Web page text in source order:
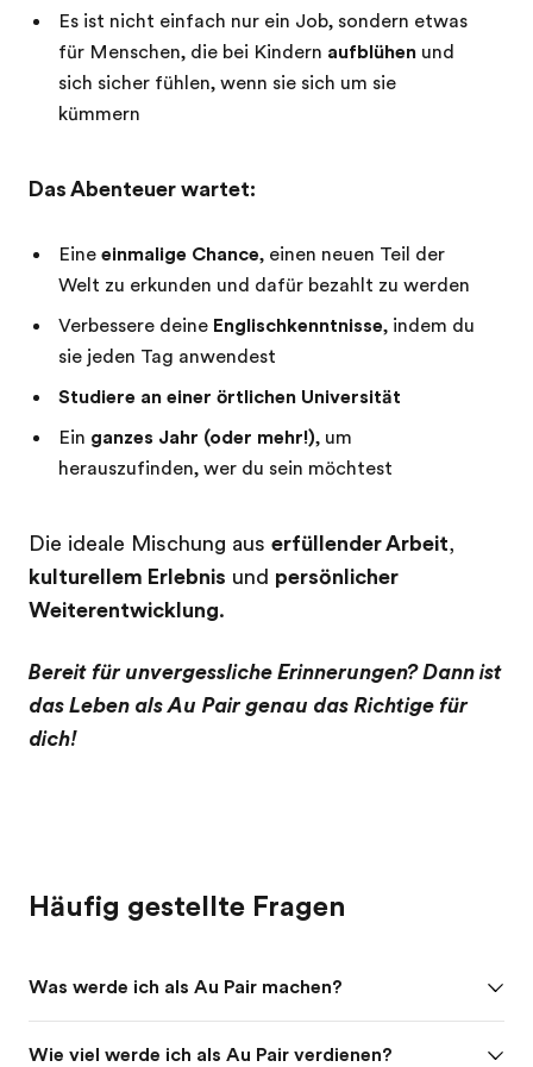
Es ist nicht einfach nur ein Job, sondern etwas
für Menschen, die bei Kindern aufblühen und
sich sicher fühlen, wenn sie sich um sie
kümmern
Das Abenteuer wartet:
Eine einmalige Chance, einen neuen Teil der
Welt zu erkunden und dafür bezahlt zu werden
Verbessere deine Englischkenntnisse, indem du
sie jeden Tag anwendest
Studiere an einer örtlichen Universität
Ein ganzes Jahr (oder mehr!), um
herauszufinden, wer du sein möchtest
Die ideale Mischung aus erfüllender Arbeit,
kulturellem Erlebnis und persönlicher
Weiterentwicklung.
Bereit für unvergessliche Erinnerungen? Dann ist
das Leben als Au Pair genau das Richtige für
dich!
Häufig gestellte Fragen
Was werde ich als Au Pair machen?
Wie viel werde ich als Au Pair verdienen?